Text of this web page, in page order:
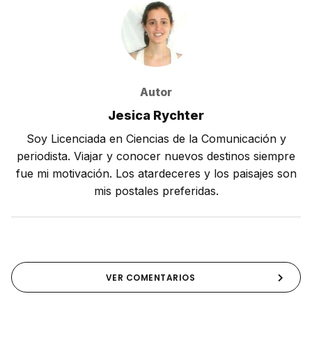
Autor
Jesica Rychter
Soy Licenciada en Ciencias de la Comunicación y
periodista. Viajar y conocer nuevos destinos siempre
fue mi motivación. Los atardeceres y los paisajes son
mis postales preferidas.
VER COMENTARIOS